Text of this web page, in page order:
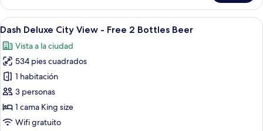
Bottles
Beer
Studio
City
View
Free
2
Bottles
Beer
Abrir
todas
las
fotos
de
Dash
Deluxe
City
Una habitación de hotel moderna
5
Dash Deluxe City View - Free 2 Bottles Beer
Vista a la ciudad
534 pies cuadrados
1 habitación
3 personas
1 cama King size
Wifi gratuito